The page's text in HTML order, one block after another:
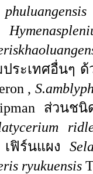
ประเทศอื่นๆ
,
ส่วนชนิ
เฟิร์นแผง
ryukuensis